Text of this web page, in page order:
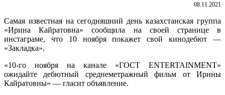
08.11.2021
Самая известная на сегодняшний день казахстанская группа
«Ирина Кайратовна» сообщила на своей странице в
инстаграме, что 10 ноября покажет свой кинодебют —
«Закладка».
«10-го ноября на канале «ГОСТ ENTERTAINMENT»
ожидайте дебютный среднеметражный фильм от Ирины
Кайратовны» — гласит объявление.